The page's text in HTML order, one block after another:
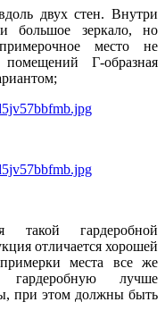
двух стен. Внутри
большое зеркало, но
место не
Г-образная
гардеробной
отличается хорошей
места все же
гардеробную лучше
при этом должны быть